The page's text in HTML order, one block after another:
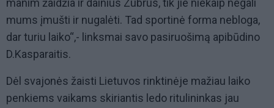
manim žaidžia ir dainius Zubrus, tik jie niekaip negali
mums įmušti ir nugalėti. Tad sportinė forma nebloga,
dar turiu laiko“,- linksmai savo pasiruošimą apibūdino
D.Kasparaitis.
Dėl svajonės žaisti Lietuvos rinktinėje mažiau laiko
penkiems vaikams skiriantis ledo ritulininkas jau